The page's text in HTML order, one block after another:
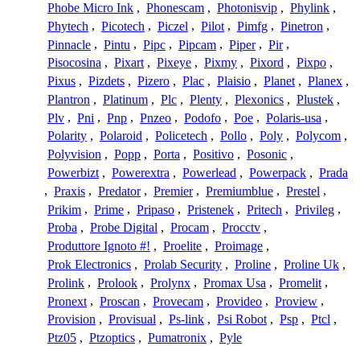
Phobe Micro Ink , Phonescam , Photonisvip , Phylink ,
Phytech , Picotech , Piczel , Pilot , Pimfg , Pinetron ,
Pinnacle , Pintu , Pipc , Pipcam , Piper , Pir ,
Pisocosina , Pixart , Pixeye , Pixmy , Pixord , Pixpo ,
Pixus , Pizdets , Pizero , Plac , Plaisio , Planet , Planex ,
Plantron , Platinum , Plc , Plenty , Plexonics , Plustek ,
Plv , Pni , Pnp , Pnzeo , Podofo , Poe , Polaris-usa ,
Polarity , Polaroid , Policetech , Pollo , Poly , Polycom ,
Polyvision , Popp , Porta , Positivo , Posonic ,
Powerbizt , Powerextra , Powerlead , Powerpack , Prada
, Praxis , Predator , Premier , Premiumblue , Prestel ,
Prikim , Prime , Pripaso , Pristenek , Pritech , Privileg ,
Proba , Probe Digital , Procam , Procctv ,
Produttore Ignoto #! , Proelite , Proimage ,
Prok Electronics , Prolab Security , Proline , Proline Uk ,
Prolink , Prolook , Prolynx , Promax Usa , Promelit ,
Pronext , Proscan , Provecam , Provideo , Proview ,
Provision , Provisual , Ps-link , Psi Robot , Psp , Ptcl ,
Ptz05 , Ptzoptics , Pumatronix , Pyle